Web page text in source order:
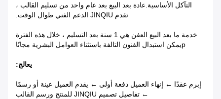
التآكل الأساسية.عادة بعد البيع بعد عام واحد من تسليم القالب ،
تقدم JINQIU الدعم الفني طوال الوقت.
خدمة ما بعد البيع العفن هي 1 سنة بعد التسليم ، خلال هذه الفترة
pيمكن استبدال الفنون التالفة باستثناء العوامل البشرية مجانًا
يعالج:
إبرم عقدًا ← إنهاء العميل دفعة أولى ← يقدم العميل عينة أو رسمًا
← تفاصيل تصميم JINQIU للمنتج ورسم القالب